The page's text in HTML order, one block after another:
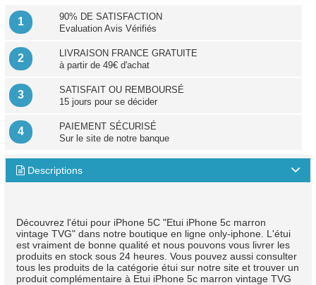
1
90% DE SATISFACTION
Evaluation Avis Vérifiés
2
LIVRAISON FRANCE GRATUITE
à partir de 49€ d'achat
3
SATISFAIT OU REMBOURSÉ
15 jours pour se décider
4
PAIEMENT SÉCURISÉ
Sur le site de notre banque
Descriptions
Découvrez l'étui pour iPhone 5C "Etui iPhone 5c marron
vintage TVG" dans notre boutique en ligne only-iphone. L'étui
est vraiment de bonne qualité et nous pouvons vous livrer les
produits en stock sous 24 heures. Vous pouvez aussi consulter
tous les produits de la catégorie étui sur notre site et trouver un
produit complémentaire à Etui iPhone 5c marron vintage TVG